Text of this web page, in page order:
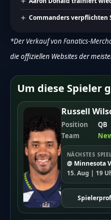
Commanders verpflichten
*Der Verkauf von Fanatics-
die offiziellen Websites der
Um diese Spieler
Russell
Position
QB
Team
NÄCHSTES
@ Minnesota
15. Aug | 19